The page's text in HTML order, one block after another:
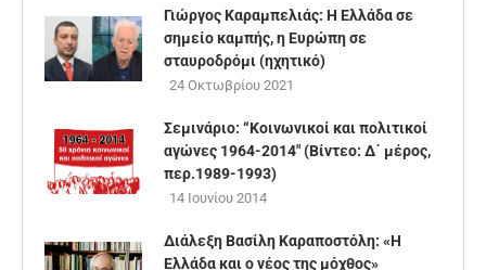
Γιώργος Καραμπελιάς: Η Ελλάδα σε
σημείο καμπής, η Ευρώπη σε
σταυροδρόμι (ηχητικό)
24 Οκτωβρίου 2021
Σεμινάριο: “Κοινωνικοί και πολιτικοί
αγώνες 1964-2014″ (Βίντεο: Δ΄ μέρος,
περ.1989-1993)
14 Ιουνίου 2014
Διάλεξη Βασίλη Καραποστόλη: «Η
Ελλάδα και ο νέος της μόχθος»